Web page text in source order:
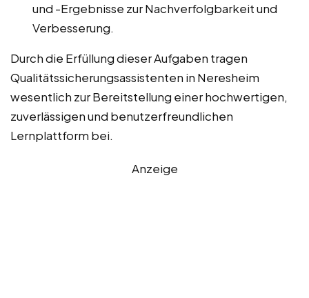
und -Ergebnisse zur Nachverfolgbarkeit und
Verbesserung.
Durch die Erfüllung dieser Aufgaben tragen
Qualitätssicherungsassistenten in Neresheim
wesentlich zur Bereitstellung einer hochwertigen,
zuverlässigen und benutzerfreundlichen
Lernplattform bei.
Anzeige